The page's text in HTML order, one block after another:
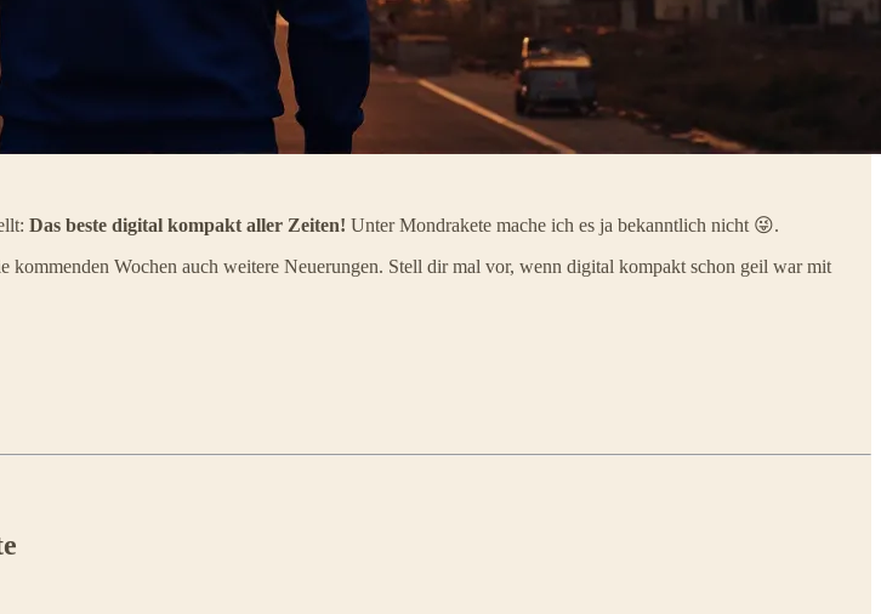
Das beste digital kompakt aller Zeiten! Unter Mondrakete mache ich es ja bekanntlich nicht 😜.
Wochen auch weitere Neuerungen. Stell dir mal vor, wenn digital kompakt schon geil war mit